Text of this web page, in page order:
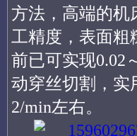
方法，高端的机
工精度，表面粗
前已可实现0.02
动穿丝切割，实
2/min左右。